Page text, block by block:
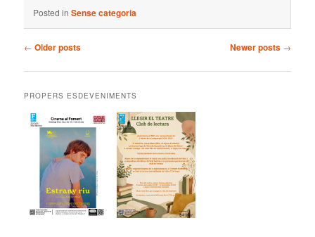
Posted in Sense categoria
Post
← Older posts Newer posts →
PROPERS ESDEVENIMENTS